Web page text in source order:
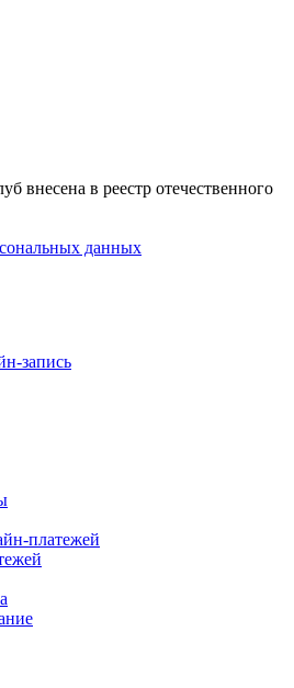
внесена в реестр отечественного
данных
запись